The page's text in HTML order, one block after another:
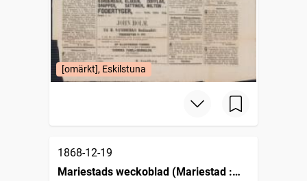
[omärkt], Eskilstuna
1868-12-19
Mariestads weckoblad (Mariestad :